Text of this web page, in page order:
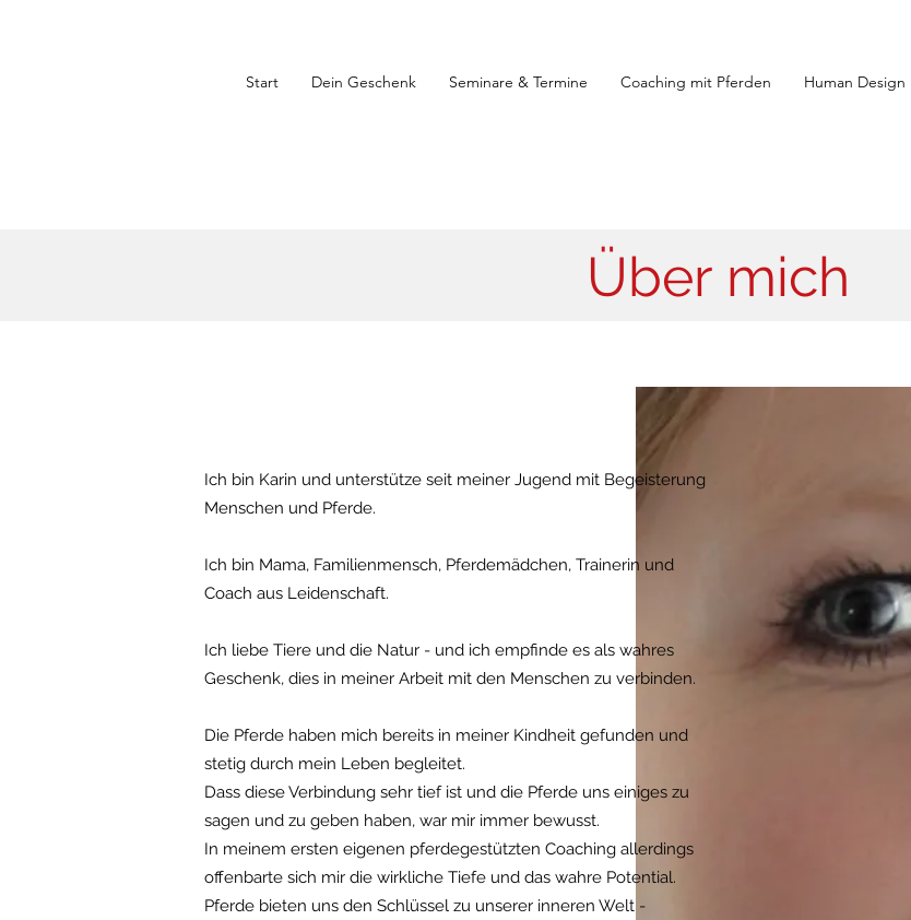
Start Dein Geschenk Seminare & Termine Coaching mit Pferden Human Design
Über mich
Ich bin Karin und unterstütze seit meiner Jugend mit Begeisterung
Menschen und Pferde.
Ich bin Mama, Familienmensch, Pferdemädchen, Trainerin und
Coach aus Leidenschaft.
Ich liebe Tiere und die Natur - und ich empfinde es als wahres
Geschenk, dies in meiner Arbeit mit den Menschen zu verbinden.
Die Pferde haben mich bereits in meiner Kindheit gefunden und
stetig durch mein Leben begleitet.
Dass diese Verbindung sehr tief ist und die Pferde uns einiges zu
sagen und zu geben haben, war mir immer bewusst.
In meinem ersten eigenen pferdegestützten Coaching allerdings
offenbarte sich mir die wirkliche Tiefe und das wahre Potential.
Pferde bieten uns den Schlüssel zu unserer inneren Welt -